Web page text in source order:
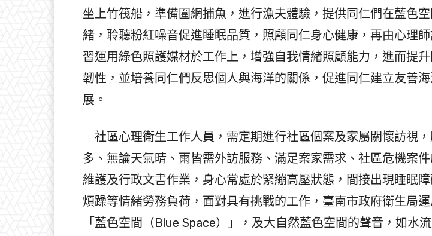
坐上竹筏船，準備圍網捕魚，進行漁夫體驗，提供同仁們在藍色
緒，聆聽粉紅噪音促進睡眠品質，照顧同仁身心健康，再由心理
習運用綠色照護媒材於工作上，增強自我情緒照顧能力，進而提
韌性，並培養同仁們反思個人與海洋的關係，促進同仁建立友善
展。
社區心理衛生工作人員，需定期進行社區個案及家屬關懷訪視
多、無論天氣晴、雨皆需外訪服務、滿足案家需求、社區危機案
維護及行政文書作業，身心常處於緊繃高壓狀態，間接出現睡眠障
煩躁等情緒勞務負荷，面對具有挑戰的工作，臺南市政府衛生局
「藍色空間（Blue Space）」，及大自然藍色空間的聲音，如水